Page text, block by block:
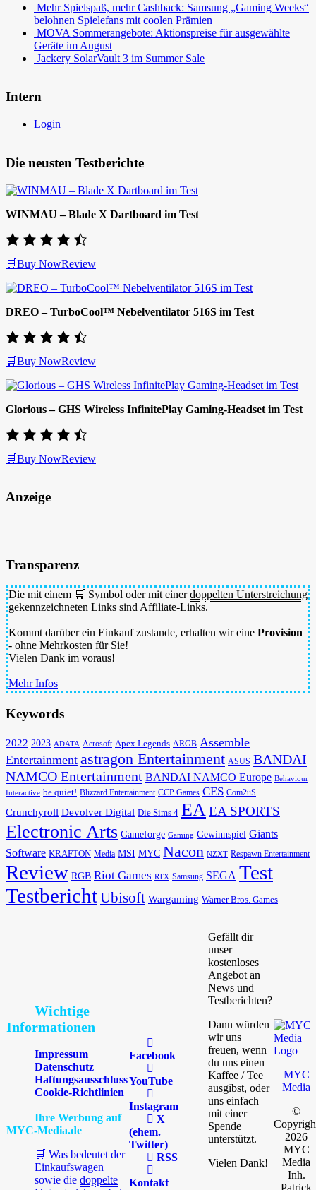
Mehr Spielspaß, mehr Cashback: Samsung „Gaming Weeks“
belohnen Spielefans mit coolen Prämien
MOVA Sommerangebote: Aktionspreise für ausgewählte
Geräte im August
Jackery SolarVault 3 im Summer Sale
Intern
Login
Die neusten Testberichte
WINMAU – Blade X Dartboard im Test
🛒Buy NowReview
DREO – TurboCool™ Nebelventilator 516S im Test
🛒Buy NowReview
Glorious – GHS Wireless InfinitePlay Gaming-Headset im Test
🛒Buy NowReview
Anzeige
Transparenz
Die mit einem 🛒 Symbol oder mit einerdoppelten Unterstreichung
gekennzeichneten Links sind Affiliate-Links.
Kommt darüber ein Einkauf zustande, erhalten wir eine Provision
- ohne Mehrkosten für Sie!
Vielen Dank im voraus!
Mehr Infos
Keywords
2022 2023 ADATA Aerosoft Apex Legends ARGB Assemble
Entertainment astragon Entertainment ASUS BANDAI
NAMCO Entertainment BANDAI NAMCO Europe Behaviour
Interactive be quiet! Blizzard Entertainment CCP Games CES Com2uS
Crunchyroll Devolver Digital Die Sims 4 EA EA SPORTS
Electronic Arts Gameforge Gaming Gewinnspiel Giants
Software KRAFTON Media MSI MYC Nacon NZXT Respawn Entertainment
Review RGB Riot Games RTX Samsung SEGA Test
TestberichtUbisoft Wargaming Warner Bros. Games
Wichtige
Informationen
Impressum
Datenschutz
Haftungsausschluss
Cookie-Richtlinien
Ihre Werbung auf
MYC-Media.de
🛒 Was bedeutet der
Einkaufswagen
sowie die doppelte
Facebook
YouTube
Instagram
X
(ehem.
Twitter)
RSS
Kontakt
Gefällt dir
unser
kostenloses
Angebot an
News und
Testberichten?
Dann würden
wir uns
freuen, wenn
du uns einen
Kaffee / Tee
ausgibst, oder
uns einfach
mit einer
Spende
unterstützt.
Vielen Dank!
MYC
Media
©
2026
MYC
Media
Inh.
Patrick